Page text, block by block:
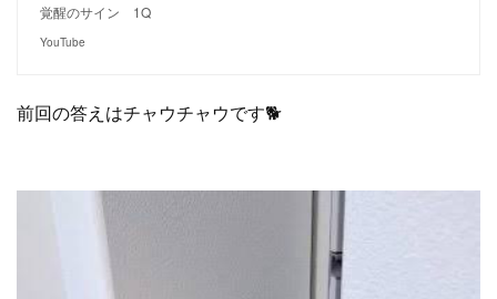
覚醒のサイン 1Q
YouTube
前回の答えはチャウチャウです🐕